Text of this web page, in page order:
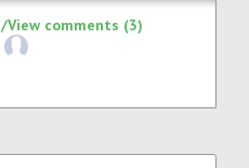
View comments (3)